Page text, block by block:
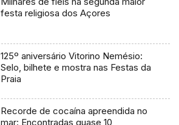
festa religiosa dos Açores
125º aniversário Vitorino Nemésio:
Selo, bilhete e mostra nas Festas da
Praia
Recorde de cocaína apreendida no
mar: Encontradas quase 10